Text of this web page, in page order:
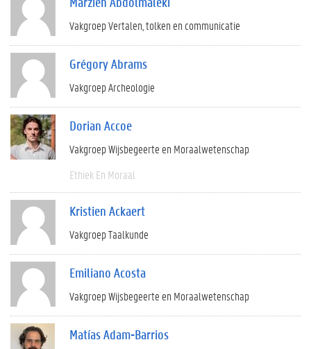
Vakgroep Vertalen, tolken en communicatie
Grégory Abrams
Vakgroep Archeologie
Dorian Accoe
Vakgroep Wijsbegeerte en Moraalwetenschap
Ethiek En Moraal
Kristien Ackaert
Vakgroep Taalkunde
Emiliano Acosta
Vakgroep Wijsbegeerte en Moraalwetenschap
Matías Adam-Barrios